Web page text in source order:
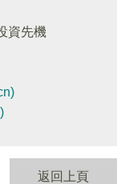
資先機
返回上頁